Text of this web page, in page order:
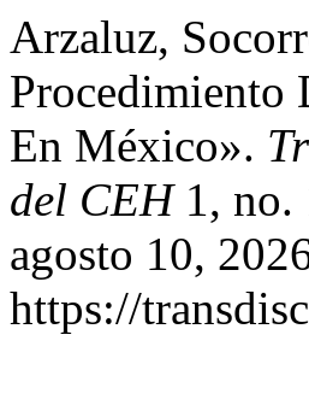
Arzaluz,
Procedimiento
En México».
del CEH1, no.
agosto 10,
https://